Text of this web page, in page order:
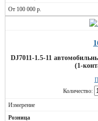
DJ7011-1.5-11
(1-
Количество: